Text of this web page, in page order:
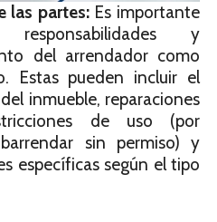
las partes:Es importante
y
del arrendador como
Estas pueden incluir el
inmueble, reparaciones
de uso (por
sin permiso) y
específicas según el tipo